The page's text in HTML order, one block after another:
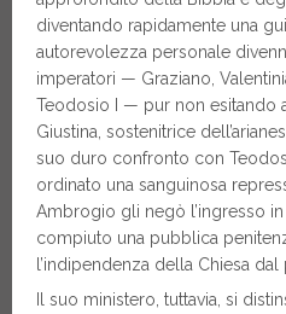
diventando rapidamente una
autorevolezza personale
imperatori — Graziano,
Teodosio I — pur non esitando
Giustina, sostenitrice
suo duro confronto con
ordinato una sanguinosa
Ambrogio gli negò l’ingresso
compiuto una pubblica
l’indipendenza della Chiesa
Il suo ministero, tuttavia, si